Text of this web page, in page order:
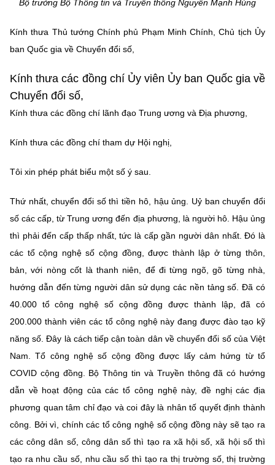
Chọn ngôn ngữ
Vietnamese English
BỘ KHOA HỌC VÀ CÔNG NGHỆ
Giám đốc Trung tâm Truyền thông Khoa học và Công nghệ.
Địa chỉ: Ban Biên tập Cổng TTĐT - 18 Nguyễn Du, TP. Hà Nội
Điện thoại: 024 3936 9506
Email: stc@mst.gov.vn
(Ghi rõ nguồn "https://mst.gov.vn" khi phát hành lại thông tin từ
website này)
Bộ trưởng Bộ Thông tin và Truyền thông Nguyễn Mạnh Hùng
Kính thưa Thủ tướng Chính phủ Phạm Minh Chính, Chủ tịch Ủy
ban Quốc gia về Chuyển đổi số,
Kính thưa các đồng chí Ủy viên Ủy ban Quốc gia về
Chuyển đổi số,
Kính thưa các đồng chí lãnh đạo Trung ương và Địa phương,
Kính thưa các đồng chí tham dự Hội nghị,
Tôi xin phép phát biểu một số ý sau.
Thứ nhất, chuyển đổi số thì tiền hô, hậu ủng. Uỷ ban chuyển đổi
số các cấp, từ Trung ương đến địa phương, là người hô. Hậu ủng
thì phải đến cấp thấp nhất, tức là cấp gần người dân nhất. Đó là
các tổ cộng nghệ số cộng đồng, được thành lập ở từng thôn,
bản, với nòng cốt là thanh niên, để đi từng ngõ, gõ từng nhà,
hướng dẫn đến từng người dân sử dụng các nền tảng số. Đã có
40.000 tổ công nghệ số cộng đồng được thành lập, đã có
200.000 thành viên các tổ công nghệ này đang được đào tạo kỹ
năng số. Đây là cách tiếp cận toàn dân về chuyển đổi số của Việt
Nam. Tổ công nghệ số cộng đồng được lấy cảm hứng từ tổ
COVID cộng đồng. Bộ Thông tin và Truyền thông đã có hướng
dẫn về hoạt động của các tổ công nghệ này, đề nghị các địa
phương quan tâm chỉ đạo và coi đây là nhân tố quyết định thành
công. Bởi vì, chính các tổ công nghệ số cộng đồng này sẽ tạo ra
các công dân số, công dân số thì tạo ra xã hội số, xã hội số thì
tạo ra nhu cầu số, nhu cầu số thì tạo ra thị trường số, thị trường